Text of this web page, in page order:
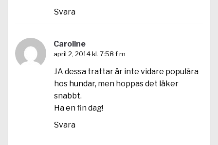
Svara
Caroline
april 2, 2014 kl. 7:58 f m
JA dessa trattar är inte vidare populära
hos hundar, men hoppas det läker
snabbt.
Ha en fin dag!
Svara